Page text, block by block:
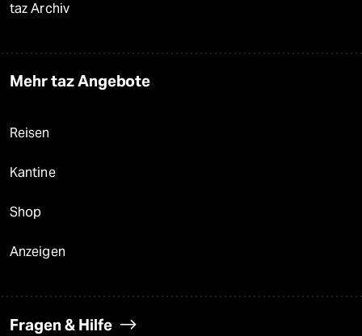
taz Archiv
Mehr taz Angebote
Reisen
Kantine
Shop
Anzeigen
Fragen & Hilfe